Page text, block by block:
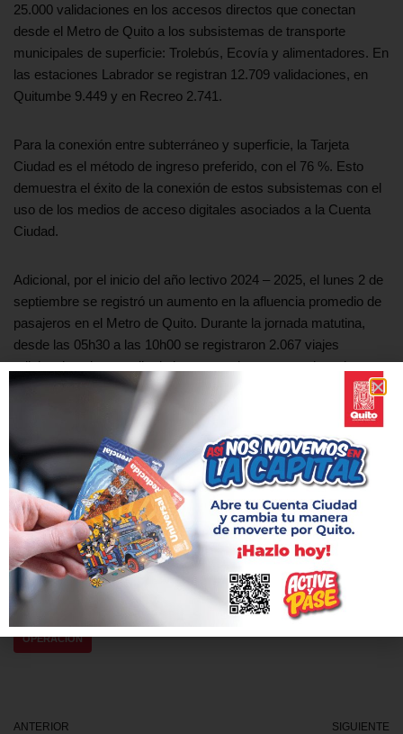
25.000 validaciones en los accesos directos que conectan
desde el Metro de Quito a los subsistemas de transporte
municipales de superficie: Trolebús, Ecovía y alimentadores. En
las estaciones Labrador se registran 12.709 validaciones, en
Quitumbe 9.449 y en Recreo 2.741.
Para la conexión entre subterráneo y superficie, la Tarjeta
Ciudad es el método de ingreso preferido, con el 76 %. Esto
demuestra el éxito de la conexión de estos subsistemas con el
uso de los medios de acceso digitales asociados a la Cuenta
Ciudad.
Adicional, por el inicio del año lectivo 2024 – 2025, el lunes 2 de
septiembre se registró un aumento en la afluencia promedio de
pasajeros en el Metro de Quito. Durante la jornada matutina,
desde las 05h30 a las 10h00 se registraron 2.067 viajes
adicionales al promedio de lunes anteriores en ese horario, un
incremento de 4,5 %.
Mientras se continúan sumando historias al renacimiento de la
capital, se sigue fortaleciendo la Cultura Metro como parte de
los comportamientos y hábitos de la nueva identidad de cada
persona que ahorra tiempo en su rutina diaria usando el Metro
de Quito.
Etiquetas: METRO DE QUITO
OPERACIÓN
ANTERIOR SIGUIENTE